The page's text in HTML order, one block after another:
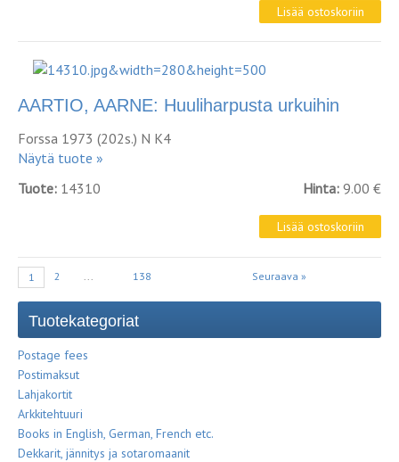
AARTIO, AARNE: Huuliharpusta urkuihin
Forssa 1973 (202s.) N K4
Näytä tuote »
Tuote: 14310 Hinta: 9.00 €
1 2 ... 138 Seuraava »
Tuotekategoriat
Postage fees
Postimaksut
Lahjakortit
Arkkitehtuuri
Books in English, German, French etc.
Dekkarit, jännitys ja sotaromaanit